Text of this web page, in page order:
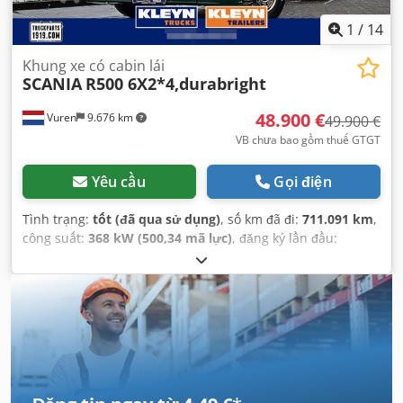
1 / 14
Vuren 9.676 km
Khung xe có cabin lái
SCANIA R500 6X2*4,durabright
48.900 €49.900 €
VB chưa bao gồm thuế GTGT
Yêu cầu Gọi điện
Tình trạng: tốt (đã qua sử dụng), số km đã đi: 711.091 km,
công suất: 368 kW (500,34 mã lực), đăng ký lần đầu:
diesel
385/55R22,5, cấu hình trục:6x2, chiều dài cơ sở:4.750
, nhiên liệu:diesel, phanh:bộ giảm tốc
, màu sắc:
, cabin lái:cabin ngủ , loại truyền động bánh răng: tự
động
, số lượng số truyền động: , hạng mục khí thải:
, hệ thống treo: thép-không khí , tổng chiều dài:
, tổng chiều rộng:
mm